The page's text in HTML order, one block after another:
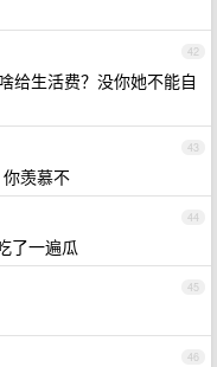
42
给生活费？没你她不能自
43
羡慕不
44
了一遍瓜
45
46